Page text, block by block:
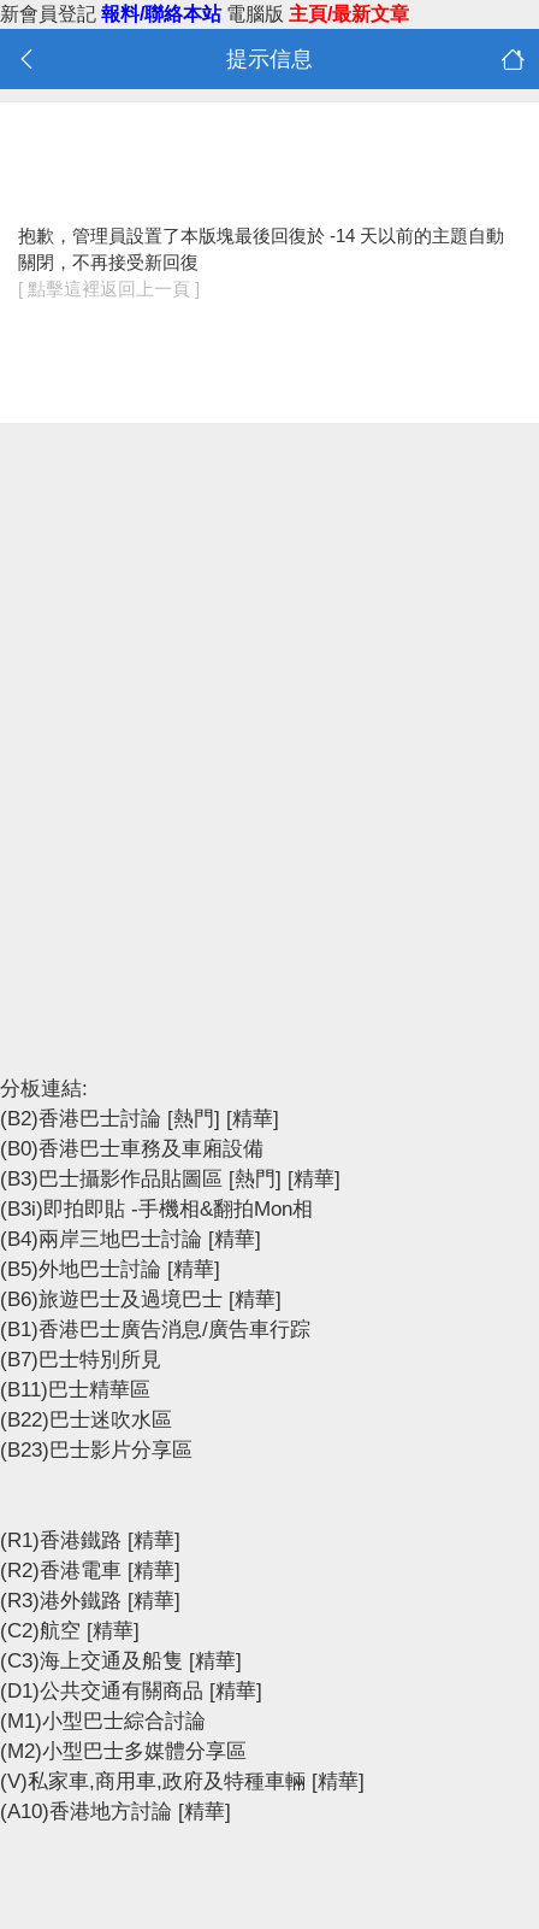
新會員登記 報料/聯絡本站 電腦版 主頁/最新文章
提示信息
抱歉，管理員設置了本版塊最後回復於 -14 天以前的主題自動
關閉，不再接受新回復
[ 點擊這裡返回上一頁 ]
分板連結:
(B2)香港巴士討論 [熱門] [精華]
(B0)香港巴士車務及車廂設備
(B3)巴士攝影作品貼圖區 [熱門] [精華]
(B3i)即拍即貼 -手機相&翻拍Mon相
(B4)兩岸三地巴士討論 [精華]
(B5)外地巴士討論 [精華]
(B6)旅遊巴士及過境巴士 [精華]
(B1)香港巴士廣告消息/廣告車行踪
(B7)巴士特別所見
(B11)巴士精華區
(B22)巴士迷吹水區
(B23)巴士影片分享區
(R1)香港鐵路 [精華]
(R2)香港電車 [精華]
(R3)港外鐵路 [精華]
(C2)航空 [精華]
(C3)海上交通及船隻 [精華]
(D1)公共交通有關商品 [精華]
(M1)小型巴士綜合討論
(M2)小型巴士多媒體分享區
(V)私家車,商用車,政府及特種車輛 [精華]
(A10)香港地方討論 [精華]